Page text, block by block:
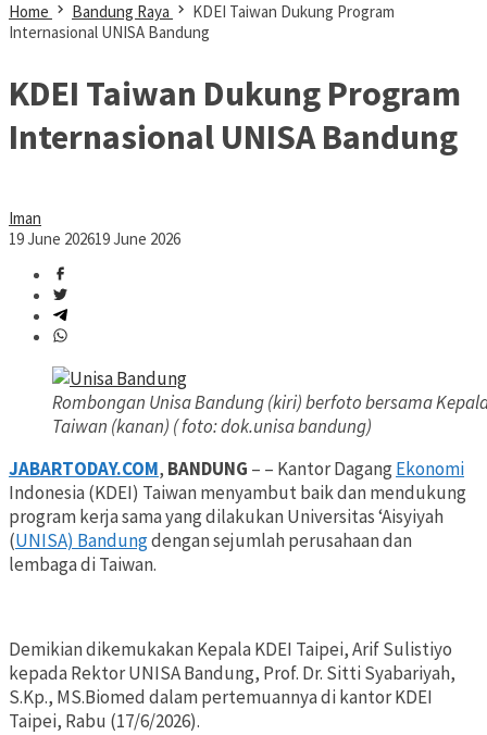
Home Bandung Raya
KDEI Taiwan Dukung Program
Internasional UNISA Bandung
KDEI Taiwan Dukung Program
Internasional UNISA Bandung
Iman
19 June 202619 June 2026
Rombongan Unisa Bandung (kiri) berfoto bersama
Taiwan (kanan) ( foto: dok.unisa bandung)
JABARTODAY.COM, BANDUNG – – Kantor DagangEkonomi
Indonesia (KDEI) Taiwan menyambut baik dan mendukung
program kerja sama yang dilakukan Universitas ‘Aisyiyah
(UNISA) Bandungdengan sejumlah perusahaan dan
lembaga di Taiwan.
Demikian dikemukakan Kepala KDEI Taipei, Arif Sulistiyo
kepada Rektor UNISA Bandung, Prof. Dr. Sitti Syabariyah,
S.Kp., MS.Biomed dalam pertemuannya di kantor KDEI
Taipei, Rabu (17/6/2026).